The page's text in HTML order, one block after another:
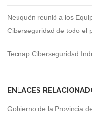
Neuquén reunió a los
Ciberseguridad de todo el
Tecnap Ciberseguridad
ENLACES
Gobierno de la Provincia